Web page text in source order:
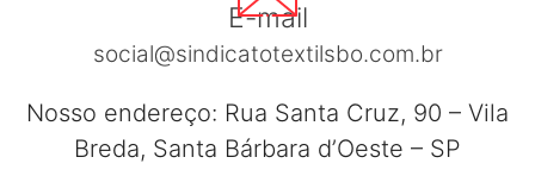
E-mail
social@sindicatotextilsbo.com.br
Nosso endereço: Rua Santa Cruz, 90 – Vila
Breda, Santa Bárbara d’Oeste – SP